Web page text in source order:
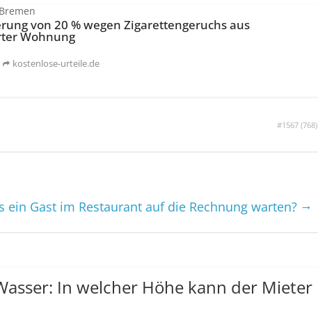
#1567 (768)
von 20 % wegen Zigarettengeruchs aus
Wohnung
kostenlose-urteile.de
ein Gast im Restaurant auf die Rechnung warten? →
In welcher Höhe kann der Mieter